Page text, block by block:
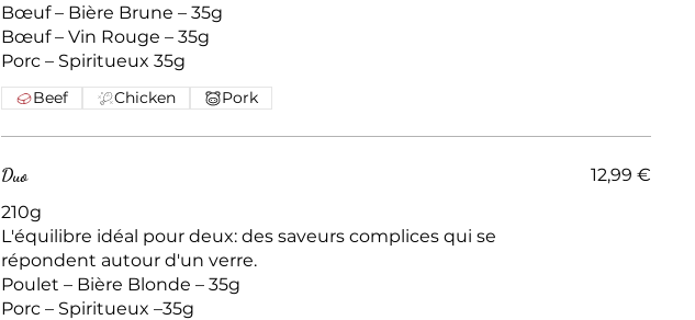
Bœuf – Bière Brune – 35g
Bœuf – Vin Rouge – 35g
Porc – Spiritueux 35g
Beef Chicken Pork
Duo
210g
L'équilibre idéal pour deux: des saveurs complices qui se
répondent autour d'un verre.
Poulet – Bière Blonde – 35g
Porc – Spiritueux –35g
12,99 €